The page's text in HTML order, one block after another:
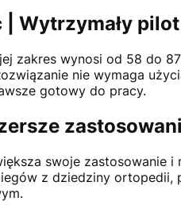
Wytrzymały
zakres wynosi od 58 do
nie wymaga
gotowy do pracy.
swoje
z dziedziny